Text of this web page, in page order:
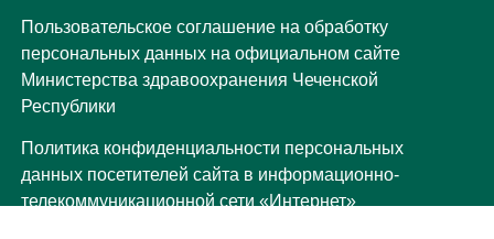
Пользовательское соглашение на обработку
персональных данных на официальном сайте
Министерства здравоохранения Чеченской
Республики
Политика конфиденциальности персональных
данных посетителей сайта в информационно-
телекоммуникационной сети «Интернет»